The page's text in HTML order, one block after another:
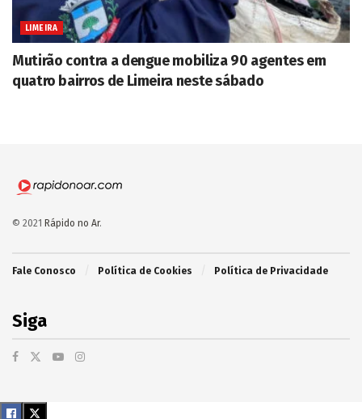
LIMEIRA
Mutirão contra a dengue mobiliza 90 agentes em
quatro bairros de Limeira neste sábado
© 2021 Rápido no Ar.
Fale Conosco Política de Cookies Política de Privacidade
Siga